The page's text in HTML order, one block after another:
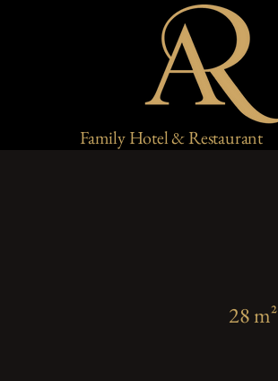
Family Hotel & Restaurant
28 m²